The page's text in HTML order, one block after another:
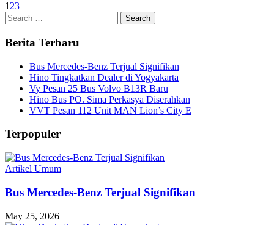
1 23
Search
for:
Berita Terbaru
Bus Mercedes-Benz Terjual Signifikan
Hino Tingkatkan Dealer di Yogyakarta
Vy Pesan 25 Bus Volvo B13R Baru
Hino Bus PO. Sima Perkasya Diserahkan
VVT Pesan 112 Unit MAN Lion’s City E
Terpopuler
Artikel Umum
Bus Mercedes-Benz Terjual Signifikan
May 25, 2026